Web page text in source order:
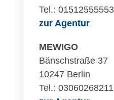
Tel.:
zur Agentur
MEWIGO
Bänschstraße 37
10247 Berlin
Tel.: 03060268211